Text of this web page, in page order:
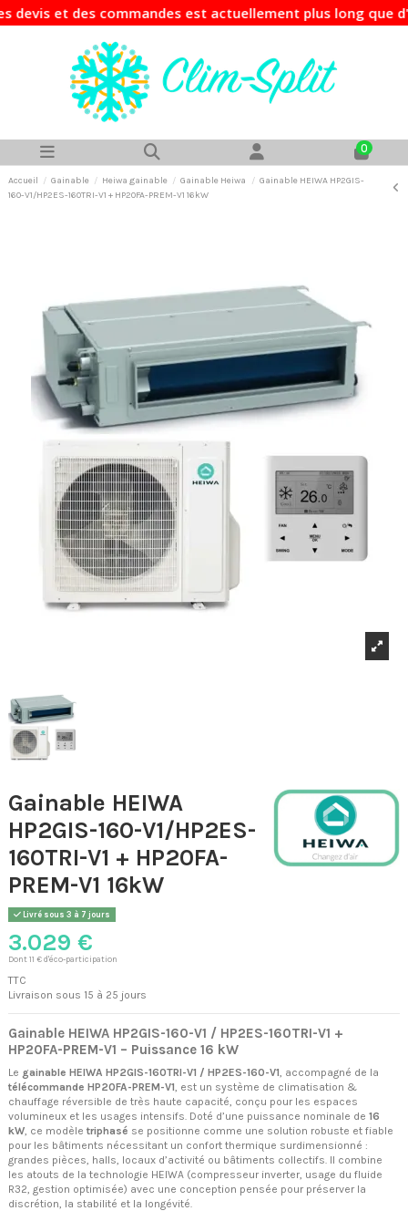
commandes est actuellement plus long que
0
Accueil Gainable Heiwa gainable Gainable Heiwa
Gainable HEIWA HP2GIS-
160-V1/HP2ES-160TRI-V1 + HP20FA-PREM-V1 16kW
Gainable HEIWA
HP2GIS-160-V1/HP2ES-
160TRI-V1 + HP20FA-
PREM-V1 16kW
Livré sous 3 à 7 jours
3.029 €
Dont 11 € d'éco-participation
TTC
Livraison sous 15 à 25 jours
Gainable HEIWA HP2GIS-160-V1 / HP2ES-160TRI-V1 +
HP20FA-PREM-V1 – Puissance 16 kW
Le gainable HEIWA HP2GIS-160TRI-V1 / HP2ES-160-V1 , accompagné de la
télécommande HP20FA-PREM-V1 , est un système de climatisation &
chauffage réversible de très haute capacité, conçu pour les espaces
volumineux et les usages intensifs. Doté d’une puissance nominale de 16
kW , ce modèle triphasé se positionne comme une solution robuste et fiable
pour les bâtiments nécessitant un confort thermique surdimensionné :
grandes pièces, halls, locaux d’activité ou bâtiments collectifs. Il combine
les atouts de la technologie HEIWA (compresseur inverter, usage du fluide
R32, gestion optimisée) avec une conception pensée pour préserver la
discrétion, la stabilité et la longévité.